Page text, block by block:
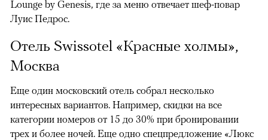
Lounge by Genesis, где за меню отвечает шеф-повар
Луис Педрос.
Отель Swissotel «Красные холмы»,
Москва
Еще один московский отель собрал несколько
интересных вариантов. Например, скидки на все
категории номеров от 15 до 30% при бронировании
трех и более ночей. Еще одно спецпредложение «Люкс